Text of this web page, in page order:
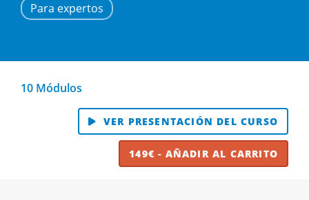
Para expertos
10 Módulos
VER PRESENTACIÓN DEL CURSO
149€ - AÑADIR AL CARRITO